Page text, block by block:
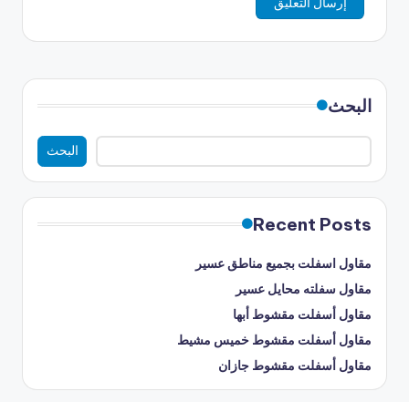
البحث
البحث
Recent Posts
مقاول اسفلت بجميع مناطق عسير
مقاول سفلته محايل عسير
مقاول أسفلت مقشوط أبها
مقاول أسفلت مقشوط خميس مشيط
مقاول أسفلت مقشوط جازان